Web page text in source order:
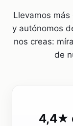
Llevamos
y autónomos
nos creas:
de
4,4★